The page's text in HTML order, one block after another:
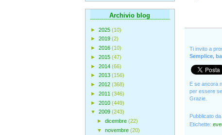
Ti invito a
Semplice,
E se ancora
per essere
Grazie.
Pubblicato da
Etichette:
Archivio blog
► 2025 (10)
► 2019 (2)
► 2016 (10)
► 2015 (47)
► 2014 (66)
► 2013 (156)
► 2012 (368)
► 2011 (346)
► 2010 (449)
▼ 2009 (243)
► dicembre (22)
▼ novembre (20)